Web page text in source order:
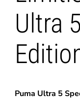
Ultra
Puma Ultra 5